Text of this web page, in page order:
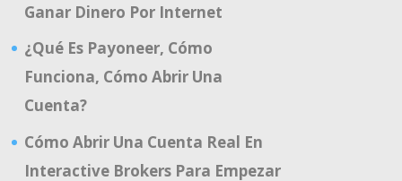
Ganar Dinero Por Internet
¿Qué Es Payoneer, Cómo
Funciona, Cómo Abrir Una
Cuenta?
Cómo Abrir Una Cuenta Real En
Interactive Brokers Para Empezar